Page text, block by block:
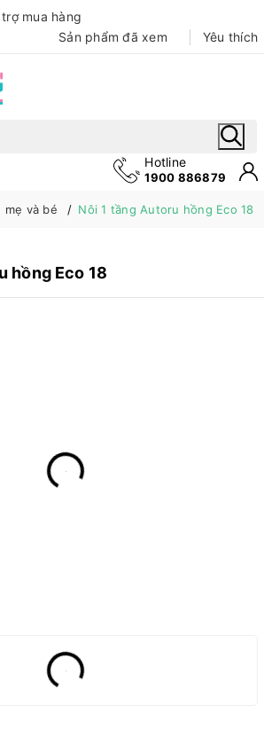
trợ mua hàng
Sản phẩm đã xem
Bạn chưa xem sản phẩm nào
Yêu thích
Hotline
1900 886879
mẹ và bé Nôi 1 tầng Autoru hồng Eco 18
hồng Eco 18